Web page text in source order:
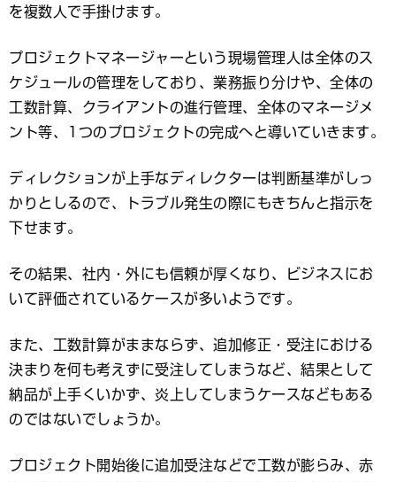
を複数人で手掛けます。
プロジェクトマネージャーという現場管理人は全体のス
ケジュールの管理をしており、業務振り分けや、全体の
工数計算、クライアントの進行管理、全体のマネージメ
ント等、1つのプロジェクトの完成へと導いていきます。
ディレクションが上手なディレクターは判断基準がしっ
かりとしるので、トラブル発生の際にもきちんと指示を
下せます。
その結果、社内・外にも信頼が厚くなり、ビジネスにお
いて評価されているケースが多いようです。
また、工数計算がままならず、追加修正・受注における
決まりを何も考えずに受注してしまうなど、結果として
納品が上手くいかず、炎上してしまうケースなどもある
のではないでしょうか。
プロジェクト開始後に追加受注などで工数が膨らみ、赤